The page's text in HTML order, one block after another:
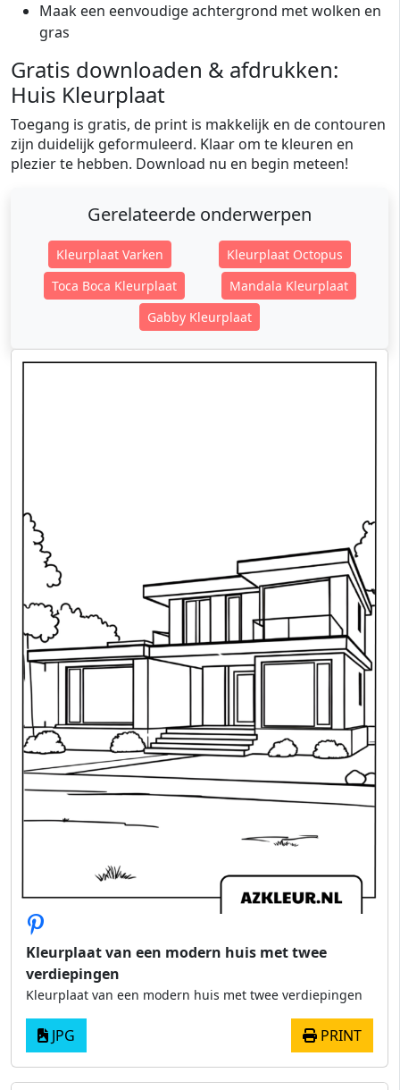
Maak een eenvoudige achtergrond met wolken en
gras
Gratis downloaden & afdrukken:
Huis Kleurplaat
Toegang is gratis, de print is makkelijk en de contouren
zijn duidelijk geformuleerd. Klaar om te kleuren en
plezier te hebben. Download nu en begin meteen!
Gerelateerde onderwerpen
Kleurplaat Varken
Kleurplaat Octopus
Toca Boca Kleurplaat
Mandala Kleurplaat
Gabby Kleurplaat
Kleurplaat van een modern huis met twee
verdiepingen
Kleurplaat van een modern huis met twee verdiepingen
JPG PRINT